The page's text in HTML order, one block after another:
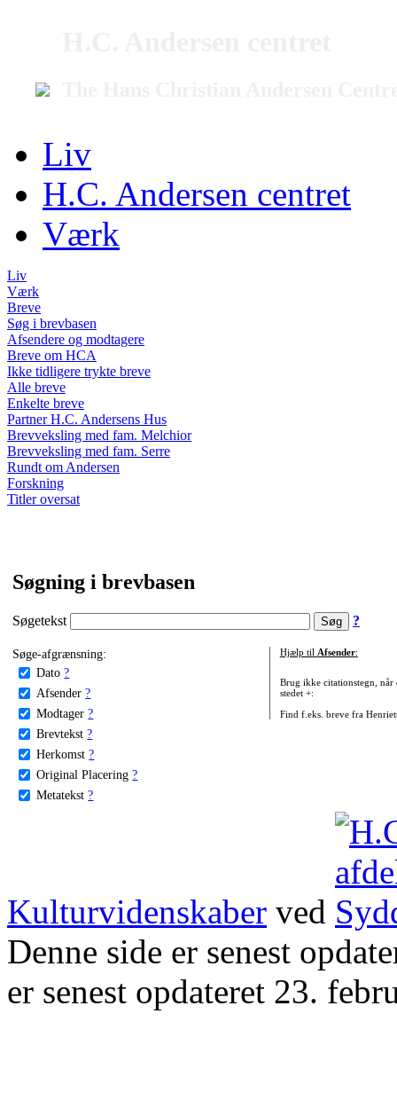
Liv
H.C. Andersen centret
Værk
Liv
Værk
Breve
Søg i brevbasen
Afsendere og modtagere
Breve om HCA
Ikke tidligere trykte breve
Alle breve
Enkelte breve
Partner H.C. Andersens Hus
Brevveksling med fam. Melchior
Brevveksling med fam. Serre
Rundt om Andersen
Forskning
Titler oversat
Søgning i brevbasen
Søgetekst ?
Søge-afgrænsning:
Dato ?
Afsender ?
Modtager ?
Brevtekst ?
Herkomst ?
Original Placering ?
Metatekst ?
Hjælp til Afsender:
Brug ikke citationstegn, når
stedet +:
Find f.eks. breve fra
Kulturvidenskaber ved
Denne side er senest
er senest opdateret 23.